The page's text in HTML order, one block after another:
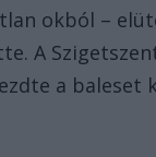
okból –
A
a baleset